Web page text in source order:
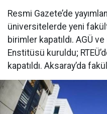
Resmi Gazete’de
üniversitelerde yeni
birimler kapatıldı. AGÜ
Enstitüsü kuruldu;
kapatıldı. Aksaray’da